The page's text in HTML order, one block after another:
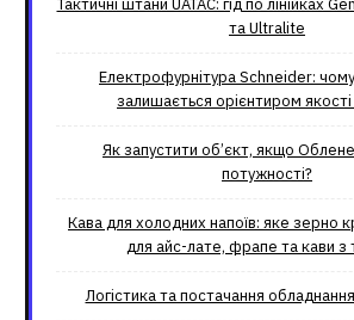
Тактичні штани UATAC: гід по лінійках
та Ultralite
Електрофурнітура Schneider:
залишається орієнтиром
Як запустити об’єкт, якщо
потужності?
Кава для холодних напоїв: яке зерно
для айс-лате, фрапе та кави з
Логістика та постачання